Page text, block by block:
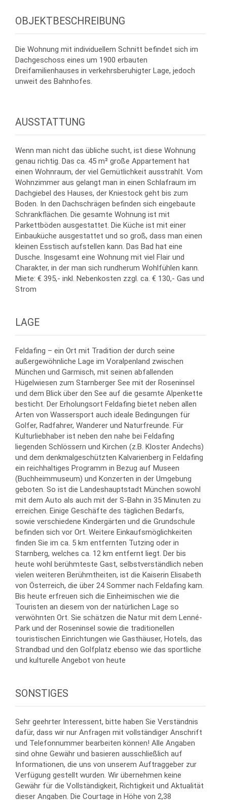
OBJEKTBESCHREIBUNG
Die Wohnung mit individuellem Schnitt befindet sich im
Dachgeschoss eines um 1900 erbauten
Dreifamilienhauses in verkehrsberuhigter Lage, jedoch
unweit des Bahnhofes.
AUSSTATTUNG
Wenn man nicht das übliche sucht, ist diese Wohnung
genau richtig. Das ca. 45 m² große Appartement hat
einen Wohnraum, der viel Gemütlichkeit ausstrahlt. Vom
Wohnzimmer aus gelangt man in einen Schlafraum im
Dachgiebel des Hauses, der Kniestock geht bis zum
Boden. In den Dachschrägen befinden sich eingebaute
Schrankflächen. Die gesamte Wohnung ist mit
Parkettböden ausgestattet. Die Küche ist mit einer
Einbauküche ausgestattet und so groß, dass man einen
kleinen Esstisch aufstellen kann. Das Bad hat eine
Dusche. Insgesamt eine Wohnung mit viel Flair und
Charakter, in der man sich rundherum Wohlfühlen kann.
Miete: € 395,- inkl. Nebenkosten zzgl. ca. € 130,- Gas und
Strom
LAGE
Feldafing – ein Ort mit Tradition der durch seine
außergewöhnliche Lage im Voralpenland zwischen
München und Garmisch, mit seinen abfallenden
Hügelwiesen zum Starnberger See mit der Roseninsel
und dem Blick über den See auf die gesamte Alpenkette
besticht. Der Erholungsort Feldafing bietet neben allen
Arten von Wassersport auch ideale Bedingungen für
Golfer, Radfahrer, Wanderer und Naturfreunde. Für
Kulturliebhaber ist neben den nahe bei Feldafing
liegenden Schlössern und Kirchen (z.B. Kloster Andechs)
und dem denkmalgeschützten Kalvarienberg in Feldafing
ein reichhaltiges Programm in Bezug auf Museen
(Buchheimmuseum) und Konzerten in der Umgebung
geboten. So ist die Landeshauptstadt München sowohl
mit dem Auto als auch mit der S-Bahn in 35 Minuten zu
erreichen. Einige Geschäfte des täglichen Bedarfs,
sowie verschiedene Kindergärten und die Grundschule
befinden sich vor Ort. Weitere Einkaufsmöglichkeiten
finden Sie im ca. 5 km entfernten Tutzing oder in
Starnberg, welches ca. 12 km entfernt liegt. Der bis
heute wohl berühmteste Gast, selbstverständlich neben
vielen weiteren Berühmtheiten, ist die Kaiserin Elisabeth
von Österreich, die über 24 Sommer nach Feldafing kam.
Bis heute erfreuen sich die Einheimischen wie die
Touristen an diesem von der natürlichen Lage so
verwöhnten Ort. Sie schätzen die Natur mit dem Lenné-
Park und der Roseninsel sowie die traditionellen
touristischen Einrichtungen wie Gasthäuser, Hotels, das
Strandbad und den Golfplatz ebenso wie das sportliche
und kulturelle Angebot von heute
SONSTIGES
Sehr geehrter Interessent, bitte haben Sie Verständnis
dafür, dass wir nur Anfragen mit vollständiger Anschrift
und Telefonnummer bearbeiten können! Alle Angaben
sind ohne Gewähr und basieren ausschließlich auf
Informationen, die uns von unserem Auftraggeber zur
Verfügung gestellt wurden. Wir übernehmen keine
Gewähr für die Vollständigkeit, Richtigkeit und Aktualität
dieser Angaben. Die Courtage in Höhe von 2,38